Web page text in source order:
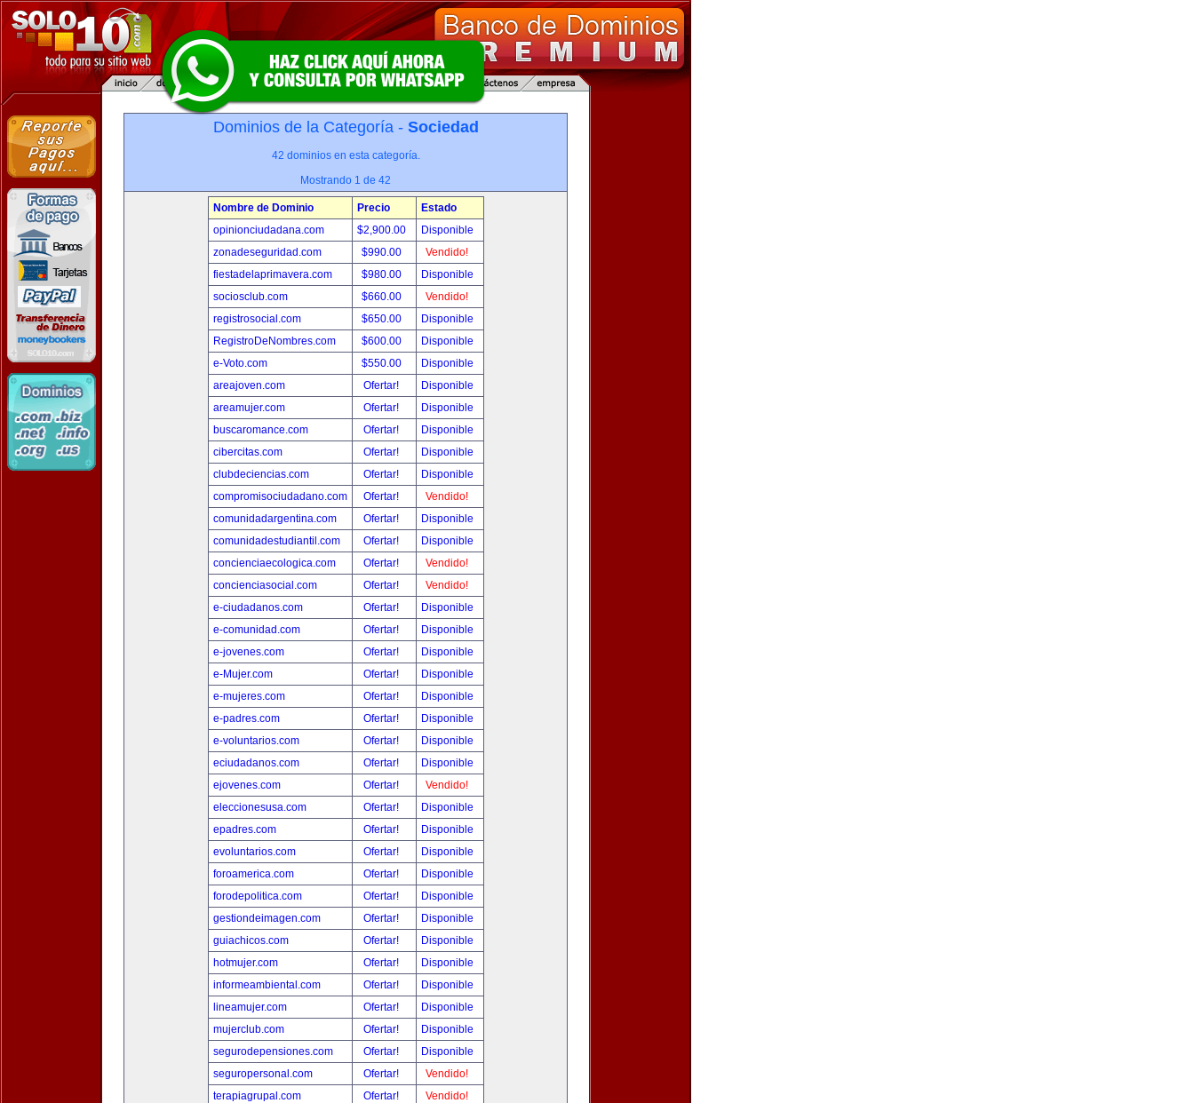
Dominios de la Categoría - Sociedad
42 dominios en esta categoría.
Mostrando 1 de 42
Nombre de Dominio Precio
Estado
opinionciudadana.com
$2,900.00
Disponible
zonadeseguridad.com
$990.00
Vendido!
fiestadelaprimavera.com
$980.00
Disponible
sociosclub.com
$660.00
Vendido!
registrosocial.com
$650.00
Disponible
RegistroDeNombres.com
$600.00
Disponible
e-Voto.com
$550.00
Disponible
areajoven.com
Ofertar!
Disponible
areamujer.com
Ofertar!
Disponible
buscaromance.com
Ofertar!
Disponible
cibercitas.com
Ofertar!
Disponible
clubdeciencias.com
Ofertar!
Disponible
compromisociudadano.com
Ofertar!
Vendido!
comunidadargentina.com
Ofertar!
Disponible
comunidadestudiantil.com
Ofertar!
Disponible
concienciaecologica.com
Ofertar!
Vendido!
concienciasocial.com
Ofertar!
Vendido!
e-ciudadanos.com
Ofertar!
Disponible
e-comunidad.com
Ofertar!
Disponible
e-jovenes.com
Ofertar!
Disponible
e-Mujer.com
Ofertar!
Disponible
e-mujeres.com
Ofertar!
Disponible
e-padres.com
Ofertar!
Disponible
e-voluntarios.com
Ofertar!
Disponible
eciudadanos.com
Ofertar!
Disponible
ejovenes.com
Ofertar!
Vendido!
eleccionesusa.com
Ofertar!
Disponible
epadres.com
Ofertar!
Disponible
evoluntarios.com
Ofertar!
Disponible
foroamerica.com
Ofertar!
Disponible
forodepolitica.com
Ofertar!
Disponible
gestiondeimagen.com
Ofertar!
Disponible
guiachicos.com
Ofertar!
Disponible
hotmujer.com
Ofertar!
Disponible
informeambiental.com
Ofertar!
Disponible
lineamujer.com
Ofertar!
Disponible
mujerclub.com
Ofertar!
Disponible
segurodepensiones.com
Ofertar!
Disponible
seguropersonal.com
Ofertar!
Vendido!
terapiagrupal.com
Ofertar!
Vendido!